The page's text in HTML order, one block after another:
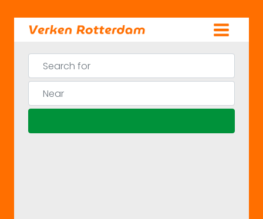
content
Search for
Near